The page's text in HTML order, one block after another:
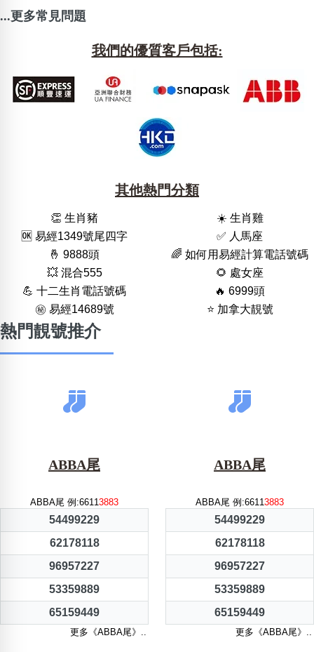
...更多常見問題
我們的優質客戶包括:
其他熱門分類
👏 生肖豬
☀️ 生肖雞
🆗️ 易經1349號尾四字
✅ 人馬座
🤞 9888頭
🌈 如何用易經計算電話號碼
💥 混合555
🌻 處女座
💪 十二生肖電話號碼
🔥 6999頭
㊙️ 易經14689號
⭐️ 加拿大靚號
熱門靚號推介
ABBA尾
ABBA尾 例:66113883
54499229
62178118
96957227
53359889
65159449
更多《ABBA尾》..
ABBA尾
ABBA尾 例:66113883
54499229
62178118
96957227
53359889
65159449
更多《ABBA尾》..